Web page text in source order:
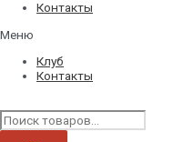
Контакты
Меню
Клуб
Контакты
Поиск
товаров